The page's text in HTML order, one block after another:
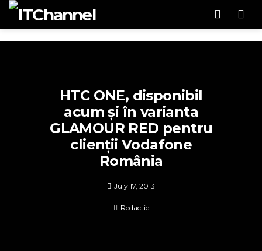
HTC ONE, disponibil
acum și în varianta
GLAMOUR RED pentru
clienții Vodafone
România
July 17, 2013
Redactie